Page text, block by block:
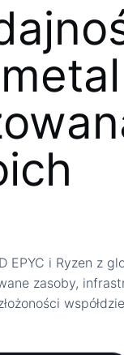
EPYC i Ryzen z
zasoby,